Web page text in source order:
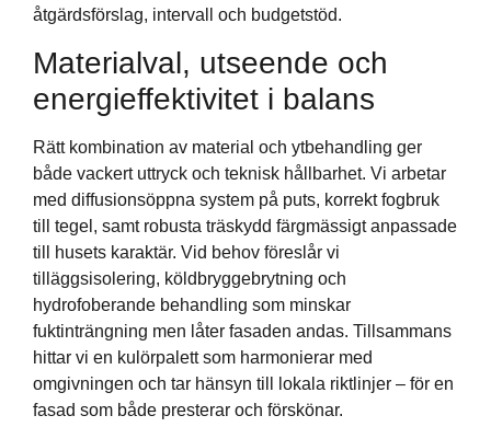
åtgärdsförslag, intervall och budgetstöd.
Materialval, utseende och
energieffektivitet i balans
Rätt kombination av material och ytbehandling ger
både vackert uttryck och teknisk hållbarhet. Vi arbetar
med diffusionsöppna system på puts, korrekt fogbruk
till tegel, samt robusta träskydd färgmässigt anpassade
till husets karaktär. Vid behov föreslår vi
tilläggsisolering, köldbryggebrytning och
hydrofoberande behandling som minskar
fuktinträngning men låter fasaden andas. Tillsammans
hittar vi en kulörpalett som harmonierar med
omgivningen och tar hänsyn till lokala riktlinjer – för en
fasad som både presterar och förskönar.